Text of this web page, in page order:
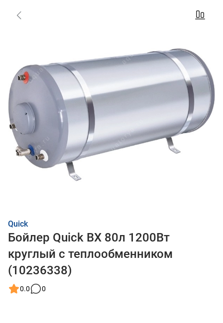
Quick
Бойлер Quick BX 80л 1200Вт
круглый с теплообменником
(10236338)
0.0 0